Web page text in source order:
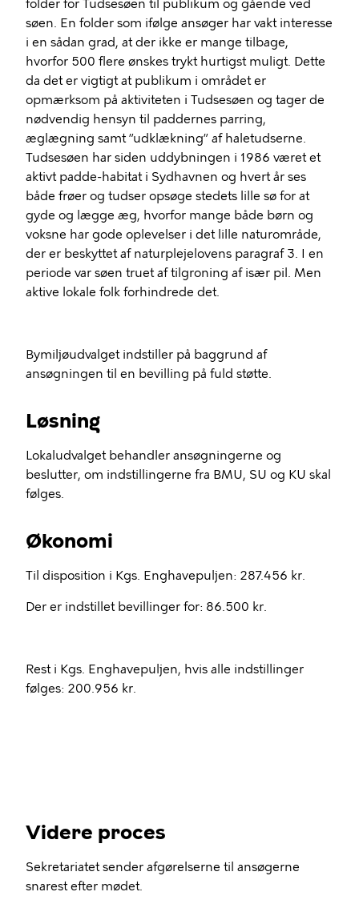
folder for Tudsesøen til publikum og gående ved
søen. En folder som ifølge ansøger har vakt interesse
i en sådan grad, at der ikke er mange tilbage,
hvorfor 500 flere ønskes trykt hurtigst muligt. Dette
da det er vigtigt at publikum i området er
opmærksom på aktiviteten i Tudsesøen og tager de
nødvendig hensyn til paddernes parring,
æglægning samt ”udklækning” af haletudserne.
Tudsesøen har siden uddybningen i 1986 været et
aktivt padde-habitat i Sydhavnen og hvert år ses
både frøer og tudser opsøge stedets lille sø for at
gyde og lægge æg, hvorfor mange både børn og
voksne har gode oplevelser i det lille naturområde,
der er beskyttet af naturplejelovens paragraf 3. I en
periode var søen truet af tilgroning af især pil. Men
aktive lokale folk forhindrede det.
Bymiljøudvalget indstiller på baggrund af
ansøgningen til en bevilling på fuld støtte.
Løsning
Lokaludvalget behandler ansøgningerne og
beslutter, om indstillingerne fra BMU, SU og KU skal
følges.
Økonomi
Til disposition i Kgs. Enghavepuljen: 287.456 kr.
Der er indstillet bevillinger for: 86.500 kr.
Rest i Kgs. Enghavepuljen, hvis alle indstillinger
følges: 200.956 kr.
Videre proces
Sekretariatet sender afgørelserne til ansøgerne
snarest efter mødet.